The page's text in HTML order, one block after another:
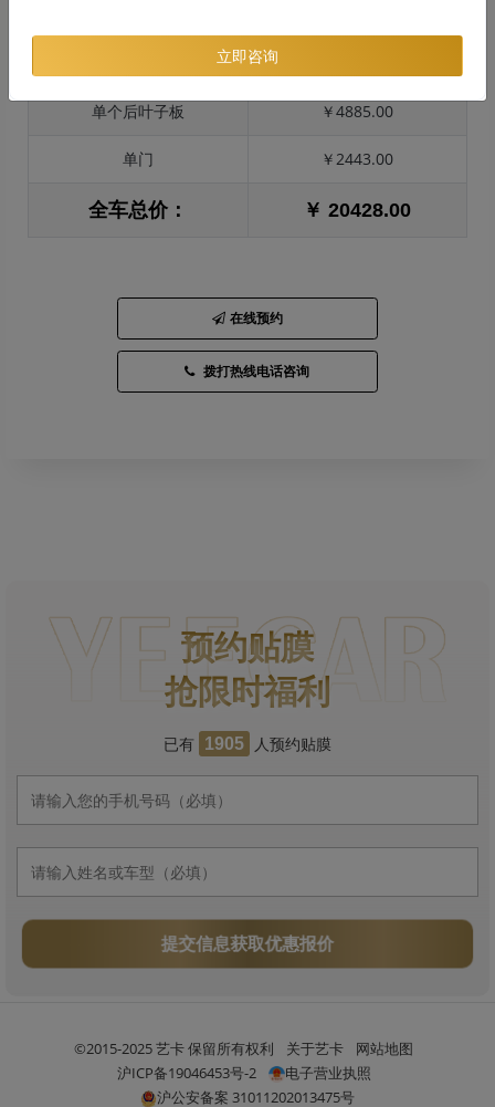
单个后叶子板 ￥4885.00
单门 ￥2443.00
全车总价： ￥ 20428.00
在线预约
拨打热线电话咨询
预约贴膜
抢限时福利
已有 1905 人预约贴膜
提交信息获取优惠报价
©2015-2025 艺卡 保留所有权利 关于艺卡
网站地图
沪ICP备19046453号-2
电子营业执照
沪公安备案 31011202013475号
立即咨询